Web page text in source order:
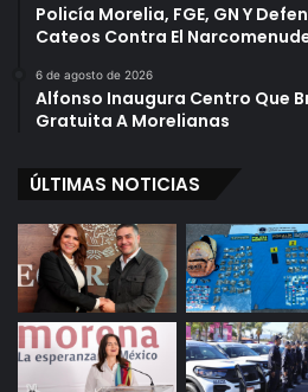
Policía Morelia, FGE, GN Y
Cateos Contra El
6 de agosto de 2026
Alfonso Inaugura Centro Que
Gratuita A Morelianas
ÚLTIMAS NOTICIAS